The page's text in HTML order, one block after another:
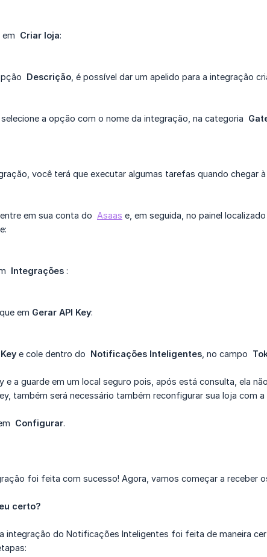
em Criar loja:
Descrição , é possível dar um apelido para a integração
, selecione a opção com o nome da integração, na categoria
você terá que executar algumas tarefas quando chegar
em sua conta do Asaas e, em seguida, no painel
Integrações :
em Gerar API Key:
e cole dentro do Notificações Inteligentes , no campo
e a guarde em um local seguro pois, após está consulta, ela
também será necessário também reconfigurar sua loja com a
Configurar.
foi feita com sucesso! Agora, vamos começar a receber
certo?
integração do Notificações Inteligentes foi feita de maneira